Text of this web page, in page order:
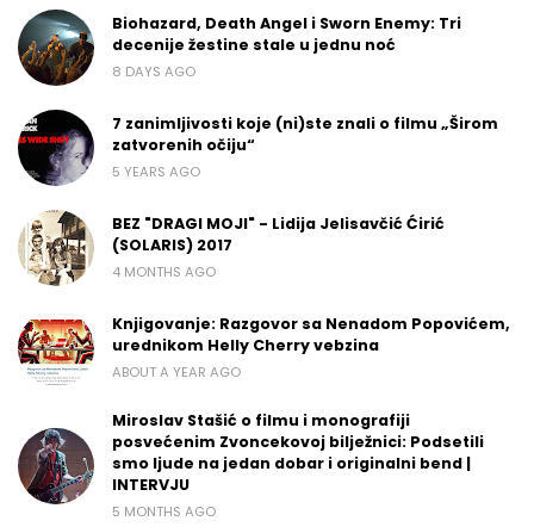
Biohazard, Death Angel i Sworn Enemy: Tri
decenije žestine stale u jednu noć
8 DAYS AGO
7 zanimljivosti koje (ni)ste znali o filmu „Širom
zatvorenih očiju“
5 YEARS AGO
BEZ "DRAGI MOJI" - Lidija Jelisavčić Ćirić
(SOLARIS) 2017
4 MONTHS AGO
Knjigovanje: Razgovor sa Nenadom Popovićem,
urednikom Helly Cherry vebzina
ABOUT A YEAR AGO
Miroslav Stašić o filmu i monografiji
posvećenim Zvoncekovoj bilježnici: Podsetili
smo ljude na jedan dobar i originalni bend |
INTERVJU
5 MONTHS AGO